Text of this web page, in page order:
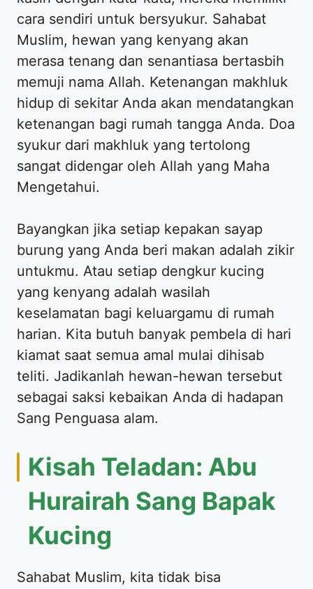
cara sendiri untuk bersyukur. Sahabat
Muslim, hewan yang kenyang akan
merasa tenang dan senantiasa bertasbih
memuji nama Allah. Ketenangan makhluk
hidup di sekitar Anda akan mendatangkan
ketenangan bagi rumah tangga Anda. Doa
syukur dari makhluk yang tertolong
sangat didengar oleh Allah yang Maha
Mengetahui.
Bayangkan jika setiap kepakan sayap
burung yang Anda beri makan adalah zikir
untukmu. Atau setiap dengkur kucing
yang kenyang adalah wasilah
keselamatan bagi keluargamu di rumah
harian. Kita butuh banyak pembela di hari
kiamat saat semua amal mulai dihisab
teliti. Jadikanlah hewan-hewan tersebut
sebagai saksi kebaikan Anda di hadapan
Sang Penguasa alam.
Kisah Teladan: Abu
Hurairah Sang Bapak
Kucing
Sahabat Muslim, kita tidak bisa